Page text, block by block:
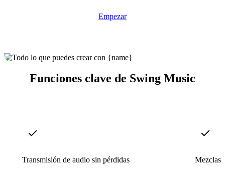
Empezar
Funciones clave de Swing Music
Transmisión de audio sin pérdidas Mezclas